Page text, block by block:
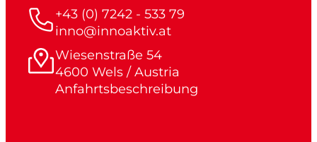
+43 (0) 7242 - 533 79
inno@innoaktiv.at
Wiesenstraße 54
4600 Wels / Austria
Anfahrtsbeschreibung